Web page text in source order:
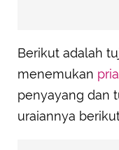
Berikut adalah
menemukan pria
penyayang dan
uraiannya